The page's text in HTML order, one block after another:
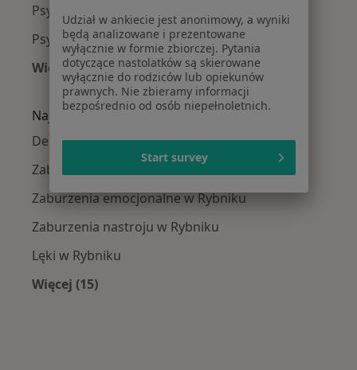
Psycholodzy Orzepowice
Psycholodzy Paruszowiec-Piaski
Więcej (5)
Więcej w kategorii: Psycholodzy w pobliżu
Najczęście leczone choroby
Depresja w Rybniku
Zaburzenia lękowe w Rybniku
Zaburzenia emocjonalne w Rybniku
Zaburzenia nastroju w Rybniku
Lęki w Rybniku
Więcej (15)
Udział w ankiecie jest anonimowy, a wyniki
będą analizowane i prezentowane
wyłącznie w formie zbiorczej. Pytania
dotyczące nastolatków są skierowane
wyłącznie do rodziców lub opiekunów
prawnych. Nie zbieramy informacji
bezpośrednio od osób niepełnoletnich.
Start survey